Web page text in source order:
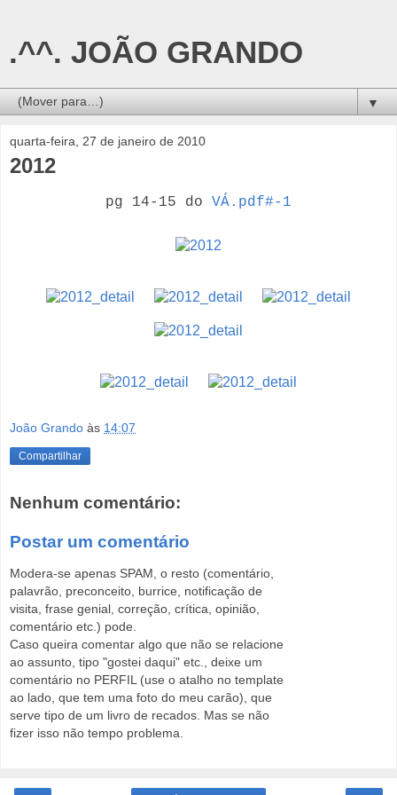
.^^. JOÃO GRANDO
▼
quarta-feira, 27 de janeiro de 2010
2012
pg 14-15 do VÁ.pdf#-1
João Grando às 14:07
Compartilhar
Nenhum comentário:
Postar um comentário
Modera-se apenas SPAM, o resto (comentário,
palavrão, preconceito, burrice, notificação de
visita, frase genial, correção, crítica, opinião,
comentário etc.) pode.
Caso queira comentar algo que não se relacione
ao assunto, tipo "gostei daqui" etc., deixe um
comentário no PERFIL (use o atalho no template
ao lado, que tem uma foto do meu carão), que
serve tipo de um livro de recados. Mas se não
fizer isso não tempo problema.